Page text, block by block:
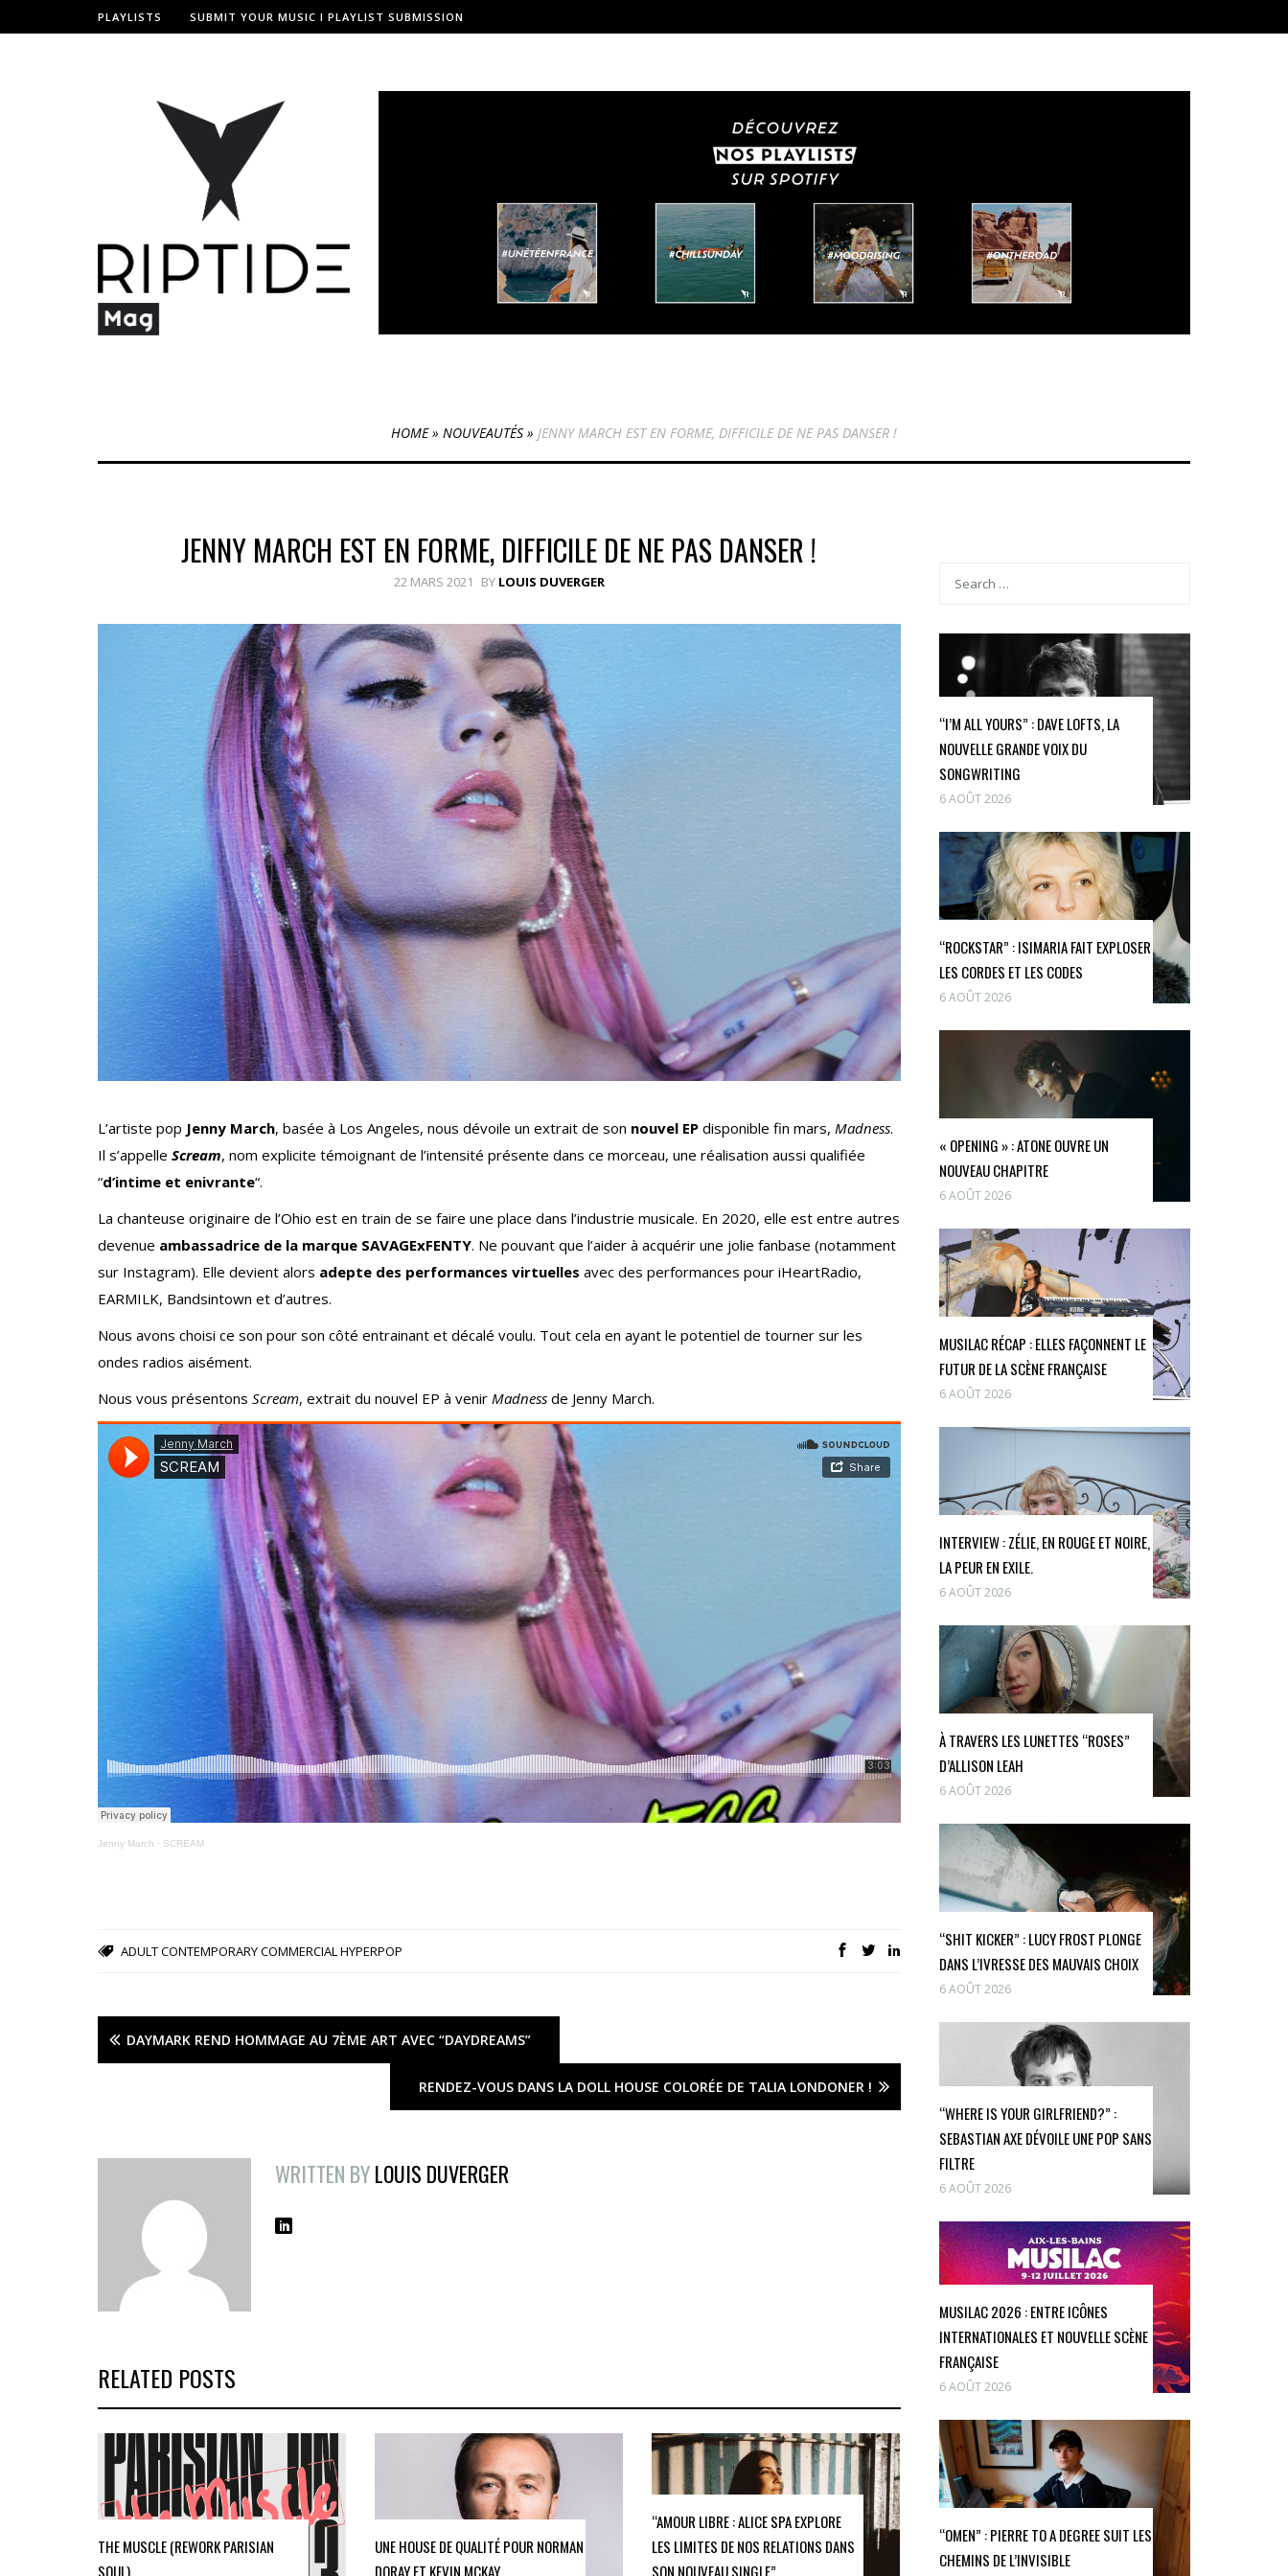
PLAYLISTS SUBMIT YOUR MUSIC I PLAYLIST SUBMISSION
HOME» NOUVEAUTÉS » JENNY MARCH EST EN FORME, DIFFICILE DE NE PAS DANSER !
JENNY MARCH EST EN FORME, DIFFICILE DE NE PAS DANSER !
22 MARS 2021 BY LOUIS DUVERGER
L’artiste pop Jenny March, basée à Los Angeles, nous dévoile un extrait de son nouvel EP disponible fin mars, Madness.
Il s’appelle Scream, nom explicite témoignant de l’intensité présente dans ce morceau, une réalisation aussi qualifiée
“d’intime et enivrante“.
La chanteuse originaire de l’Ohio est en train de se faire une place dans l’industrie musicale. En 2020, elle est entre autres
devenue ambassadrice de la marque SAVAGExFENTY. Ne pouvant que l’aider à acquérir une jolie fanbase (notamment
sur Instagram). Elle devient alors adepte des performances virtuelles avec des performances pour iHeartRadio,
EARMILK, Bandsintown et d’autres.
Nous avons choisi ce son pour son côté entrainant et décalé voulu. Tout cela en ayant le potentiel de tourner sur les
ondes radios aisément.
Nous vous présentons Scream, extrait du nouvel EP à venir Madness de Jenny March.
Jenny March · SCREAM
ADULT CONTEMPORARYCOMMERCIALHYPERPOP
DAYMARK REND HOMMAGE AU 7ÈME ART AVEC “DAYDREAMS”
RENDEZ-VOUS DANS LA DOLL HOUSE COLORÉE DE TALIA LONDONER !
WRITTEN BYLOUIS DUVERGER
RELATED POSTS
THE MUSCLE (REWORK PARISIAN
SOUL)
UNE HOUSE DE QUALITÉ POUR NORMAN
DORAY ET KEVIN MCKAY
“AMOUR LIBRE : ALICE SPA EXPLORE
LES LIMITES DE NOS RELATIONS DANS
SON NOUVEAU SINGLE”
“I’M ALL YOURS” : DAVE LOFTS, LA
NOUVELLE GRANDE VOIX DU
SONGWRITING
6 AOÛT 2026
“ROCKSTAR” : ISIMARIA FAIT EXPLOSER
LES CORDES ET LES CODES
6 AOÛT 2026
« OPENING » : ATONE OUVRE UN
NOUVEAU CHAPITRE
6 AOÛT 2026
MUSILAC RÉCAP : ELLES FAÇONNENT LE
FUTUR DE LA SCÈNE FRANÇAISE
6 AOÛT 2026
INTERVIEW : ZÉLIE, EN ROUGE ET NOIRE,
LA PEUR EN EXILE.
6 AOÛT 2026
À TRAVERS LES LUNETTES “ROSES”
D’ALLISON LEAH
6 AOÛT 2026
“SHIT KICKER” : LUCY FROST PLONGE
DANS L’IVRESSE DES MAUVAIS CHOIX
6 AOÛT 2026
“WHERE IS YOUR GIRLFRIEND?” :
SEBASTIAN AXE DÉVOILE UNE POP SANS
FILTRE
6 AOÛT 2026
MUSILAC 2026 : ENTRE ICÔNES
INTERNATIONALES ET NOUVELLE SCÈNE
FRANÇAISE
6 AOÛT 2026
“OMEN” : PIERRE TO A DEGREE SUIT LES
CHEMINS DE L’INVISIBLE